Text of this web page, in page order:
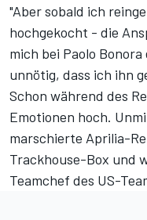
"Aber sobald ich
hochgekocht - die
mich bei Paolo
unnötig, dass ich ihn
Schon während des
Emotionen hoch.
marschierte Aprilia-
Trackhouse-Box und
Teamchef des US-